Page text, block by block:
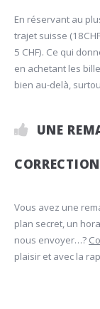
En réservant au
trajet suisse
5 CHF). Ce qui
en achetant les
bien au-delà,
UNE
Vous avez une
plan secret, un
nous envoyer…?
plaisir et avec la